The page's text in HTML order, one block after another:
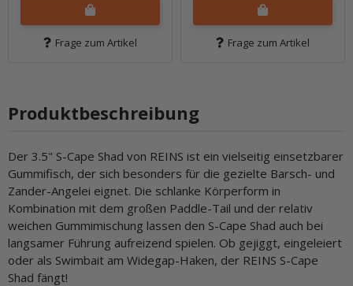
Frage zum Artikel Frage zum Artikel
Produktbeschreibung
Der 3.5" S-Cape Shad von REINS ist ein vielseitig einsetzbarer
Gummifisch, der sich besonders für die gezielte Barsch- und
Zander-Angelei eignet. Die schlanke Körperform in
Kombination mit dem großen Paddle-Tail und der relativ
weichen Gummimischung lassen den S-Cape Shad auch bei
langsamer Führung aufreizend spielen. Ob gejiggt, eingeleiert
oder als Swimbait am Widegap-Haken, der REINS S-Cape
Shad fängt!